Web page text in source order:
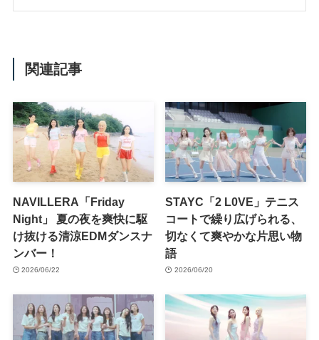
関連記事
NAVILLERA「Friday
Night」 夏の夜を爽快に駆
け抜ける清涼EDMダンスナ
ンバー！
2026/06/22
STAYC「2 L0VE」テニス
コートで繰り広げられる、
切なくて爽やかな片思い物
語
2026/06/20